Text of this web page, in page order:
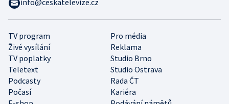
TV program
Pro média
Živé vysílání
Reklama
TV poplatky
Studio Brno
Teletext
Studio Ostrava
Podcasty
Rada ČT
Počasí
Kariéra